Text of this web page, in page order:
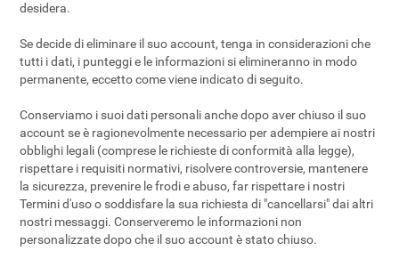
desidera.
Se decide di eliminare il suo account, tenga in considerazioni che
tutti i dati, i punteggi e le informazioni si elimineranno in modo
permanente, eccetto come viene indicato di seguito.
Conserviamo i suoi dati personali anche dopo aver chiuso il suo
account se è ragionevolmente necessario per adempiere ai nostri
obblighi legali (comprese le richieste di conformità alla legge),
rispettare i requisiti normativi, risolvere controversie, mantenere
la sicurezza, prevenire le frodi e abuso, far rispettare i nostri
Termini d'uso o soddisfare la sua richiesta di "cancellarsi" dai altri
nostri messaggi. Conserveremo le informazioni non
personalizzate dopo che il suo account è stato chiuso.